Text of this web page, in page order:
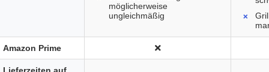
möglicherweise
ungleichmäßig
Amazon Prime